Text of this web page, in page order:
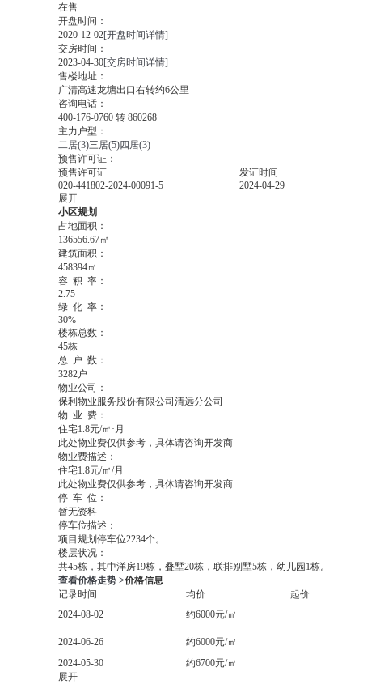
在售
开盘时间：
2020-12-02[开盘时间详情]
交房时间：
2023-04-30[交房时间详情]
售楼地址：
广清高速龙塘出口右转约6公里
咨询电话：
400-176-0760 转 860268
主力户型：
二居(3)三居(5)四居(3)
预售许可证：
预售许可证
发证时间
020-441802-2024-00091-5
2024-04-29
展开
小区规划
占地面积：
136556.67㎡
建筑面积：
458394㎡
容 积 率：
2.75
绿 化 率：
30%
楼栋总数：
45栋
总
户 数：
3282户
物业公司：
保利物业服务股份有限公司清远分公司
物 业 费：
住宅1.8元/㎡·月
此处物业费仅供参考，具体请咨询开发商
物业费描述：
住宅1.8元/㎡/月
此处物业费仅供参考，具体请咨询开发商
停 车 位：
暂无资料
停车位描述：
项目规划停车位2234个。
楼层状况：
共45栋，其中洋房19栋，叠墅20栋，联排别墅5栋，幼儿园1栋。
查看价格走势 >价格信息
记录时间
均价 起价
2024-08-02
约6000元/㎡
2024-06-26
约6000元/㎡
2024-05-30
约6700元/㎡
展开